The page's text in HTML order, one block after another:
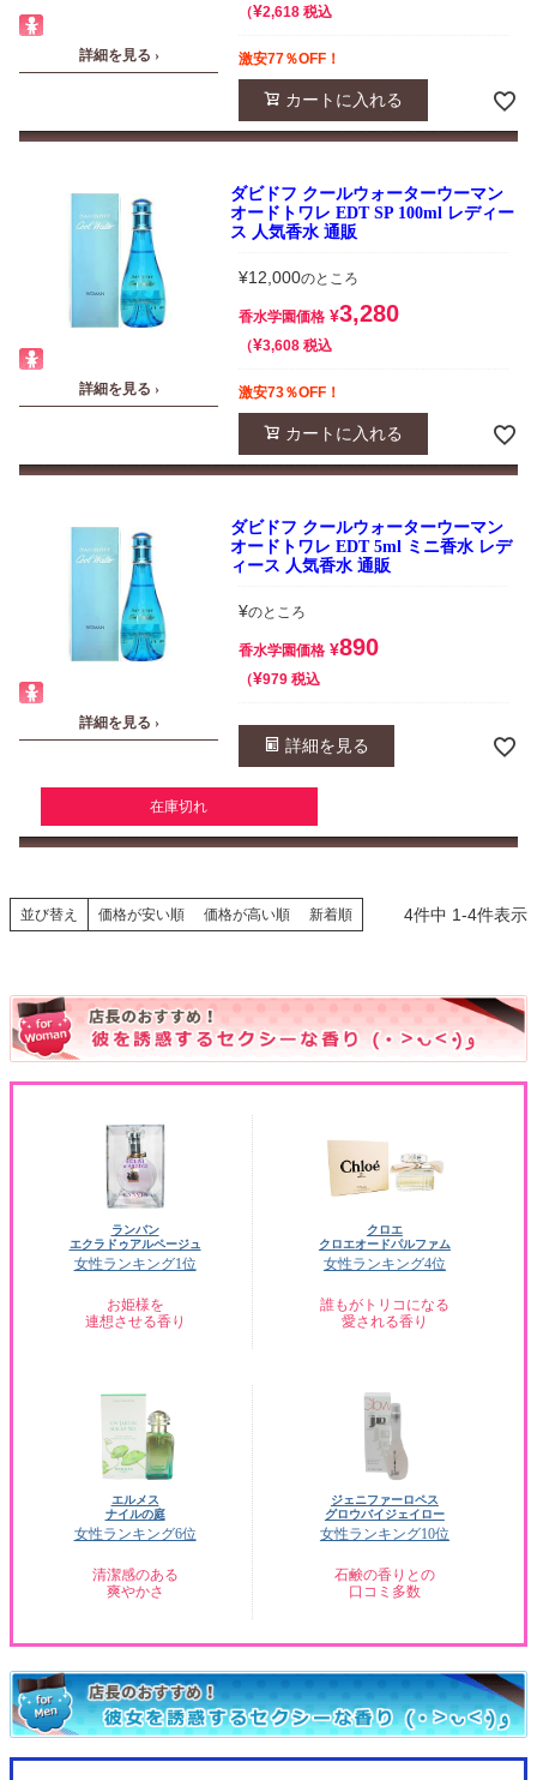
詳細を見る ›
¥2,618 税込
激安77％OFF！
カートに入れる
詳細を見る ›
ダビドフ クールウォーターウーマン
オードトワレ EDT SP 100ml レディー
ス 人気香水 通販
¥12,000のところ
香水学園価格 ¥3,280
¥3,608 税込
激安73％OFF！
カートに入れる
詳細を見る ›
ダビドフ クールウォーターウーマン
オードトワレ EDT 5ml ミニ香水 レデ
ィース 人気香水 通販
¥のところ
香水学園価格 ¥890
¥979 税込
詳細を見る
在庫切れ
並び替え 価格が安い順 価格が高い順 新着順 4件中 1-4件表示
ランバン
エクラドゥアルページュ
女性ランキング1位
お姫様を
連想させる香り
クロエ
クロエオードパルファム
女性ランキング4位
誰もがトリコになる
愛される香り
エルメス
ナイルの庭
女性ランキング6位
清潔感のある
爽やかさ
ジェニファーロペス
グロウバイジェイロー
女性ランキング10位
石鹸の香りとの
口コミ多数